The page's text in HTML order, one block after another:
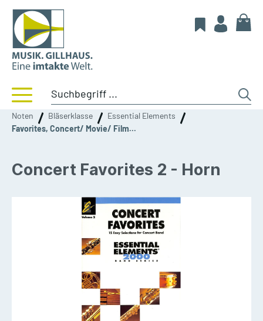
Noten Bläserklasse
Essential Elements
Favorites, Concert/ Movie/ Film...
Concert Favorites 2 - Horn